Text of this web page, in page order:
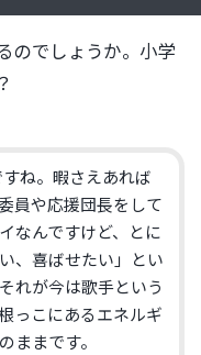
でしょうか。小学
ね。暇さえあれば
員や応援団長をして
なんですけど、とに
、喜ばせたい」とい
れが今は歌手という
っこにあるエネルギ
ままです。